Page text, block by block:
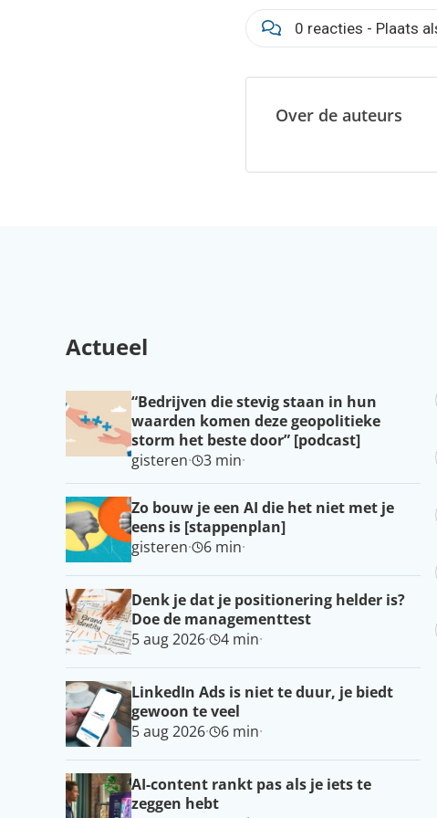
0 reacties - Plaats
Over de auteurs
Actueel
“Bedrijven die stevig staan in hun
waarden komen deze geopolitieke
storm het beste door” [podcast]
gisteren· 3 min·
Zo bouw je een AI die het niet met je
eens is [stappenplan]
gisteren· 6 min·
Denk je dat je positionering helder is?
Doe de managementtest
5 aug 2026· 4 min·
LinkedIn Ads is niet te duur, je biedt
gewoon te veel
5 aug 2026· 6 min·
AI-content rankt pas als je iets te
zeggen hebt